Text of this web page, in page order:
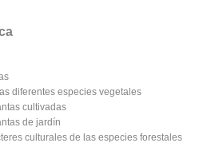
diferentes especies vegetales
cultivadas
de jardín
culturales de las especies forestales